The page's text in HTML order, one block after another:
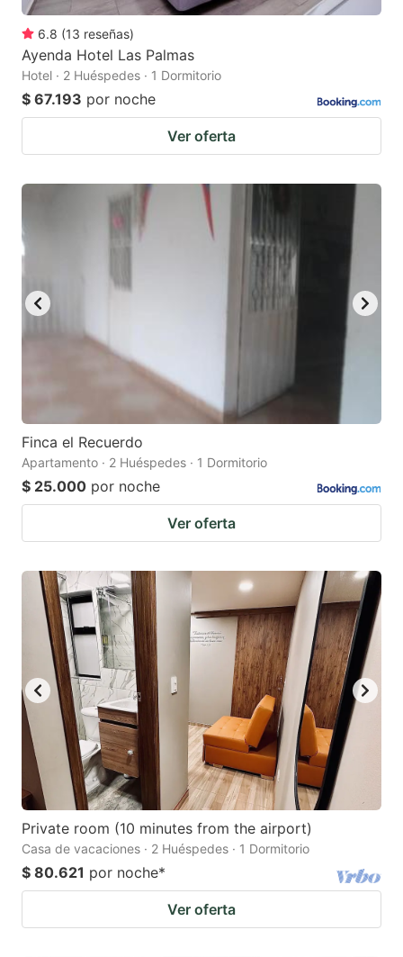
6.8 (13 reseñas)
Ayenda Hotel Las Palmas
Hotel · 2 Huéspedes · 1 Dormitorio
$ 67.193 por noche
Ver oferta
Finca el Recuerdo
Apartamento · 2 Huéspedes · 1 Dormitorio
$ 25.000 por noche
Ver oferta
Private room (10 minutes from the airport)
Casa de vacaciones · 2 Huéspedes · 1 Dormitorio
$ 80.621 por noche*
Ver oferta